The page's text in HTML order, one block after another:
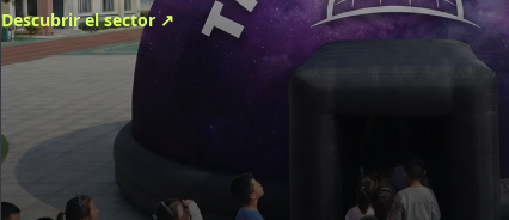
Descubrir el sector↗